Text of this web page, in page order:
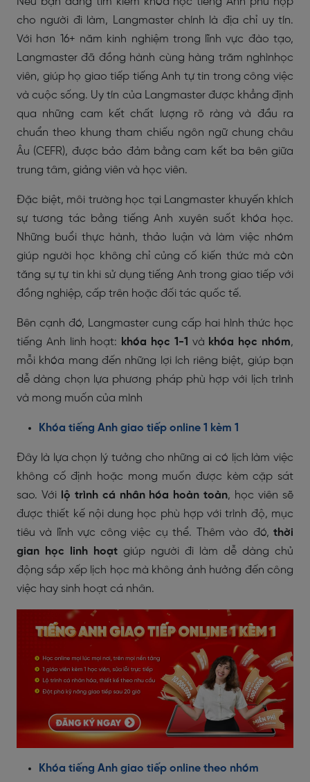
cho người đi làm, Langmaster chính là địa chỉ uy tín.
Với hơn 16+ năm kinh nghiệm trong lĩnh vực đào tạo,
Langmaster đã đồng hành cùng hàng trăm nghìnhọc
viên, giúp họ giao tiếp tiếng Anh tự tin trong công việc
và cuộc sống. Uy tín của Langmaster được khẳng định
qua những cam kết chất lượng rõ ràng và đầu ra
chuẩn theo khung tham chiếu ngôn ngữ chung châu
Âu (CEFR), được bảo đảm bằng cam kết ba bên giữa
trung tâm, giảng viên và học viên.
Đặc biệt, môi trường học tại Langmaster khuyến khích
sự tương tác bằng tiếng Anh xuyên suốt khóa học.
Những buổi thực hành, thảo luận và làm việc nhóm
giúp người học không chỉ củng cố kiến thức mà còn
tăng sự tự tin khi sử dụng tiếng Anh trong giao tiếp với
đồng nghiệp, cấp trên hoặc đối tác quốc tế.
Bên cạnh đó, Langmaster cung cấp hai hình thức học
tiếng Anh linh hoạt: khóa học 1-1 và khóa học nhóm,
mỗi khóa mang đến những lợi ích riêng biệt, giúp bạn
dễ dàng chọn lựa phương pháp phù hợp với lịch trình
và mong muốn của mình
Khóa tiếng Anh giao tiếp online 1 kèm 1
Đây là lựa chọn lý tưởng cho những ai có lịch làm việc
không cố định hoặc mong muốn được kèm cặp sát
sao. Với
lộ trình cá nhân hóa hoàn toàn, học viên sẽ
được thiết kế nội dung học phù hợp với trình độ, mục
tiêu và lĩnh vực công việc cụ thể. Thêm vào đó, thời
gian học linh hoạt giúp người đi làm dễ dàng chủ
động sắp xếp lịch học mà không ảnh hưởng đến công
việc hay sinh hoạt cá nhân.
Khóa tiếng Anh giao tiếp online theo nhóm